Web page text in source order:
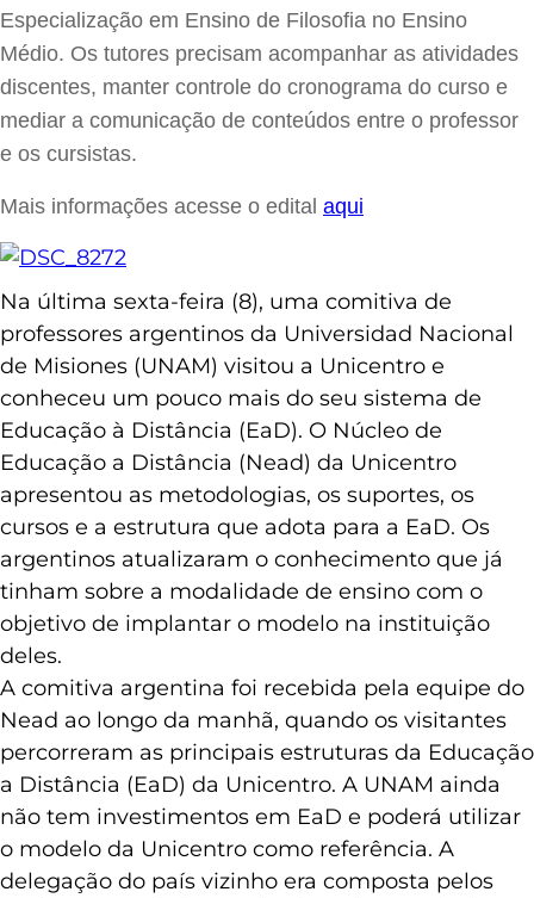
Especialização em Ensino de Filosofia no Ensino
Médio. Os tutores precisam acompanhar as atividades
discentes, manter controle do cronograma do curso e
mediar a comunicação de conteúdos entre o professor
e os cursistas.
Mais informações acesse o edital aqui
Na última sexta-feira (8), uma comitiva de
professores argentinos da Universidad Nacional
de Misiones (UNAM) visitou a Unicentro e
conheceu um pouco mais do seu sistema de
Educação à Distância (EaD). O Núcleo de
Educação a Distância (Nead) da Unicentro
apresentou as metodologias, os suportes, os
cursos e a estrutura que adota para a EaD. Os
argentinos atualizaram o conhecimento que já
tinham sobre a modalidade de ensino com o
objetivo de implantar o modelo na instituição
deles.
A comitiva argentina foi recebida pela equipe do
Nead ao longo da manhã, quando os visitantes
percorreram as principais estruturas da Educação
a Distância (EaD) da Unicentro. A UNAM ainda
não tem investimentos em EaD e poderá utilizar
o modelo da Unicentro como referência. A
delegação do país vizinho era composta pelos